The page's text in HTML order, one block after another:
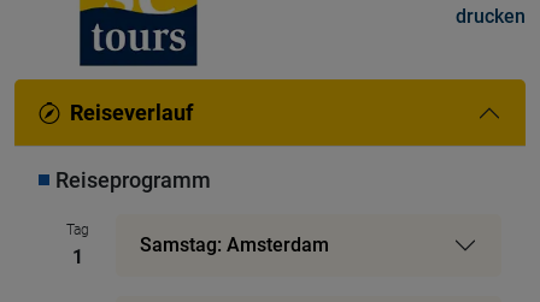
drucken
Reiseverlauf
Reiseprogramm
Tag
1
Samstag: Amsterdam